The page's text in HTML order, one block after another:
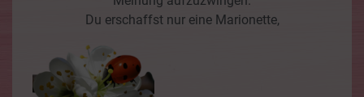
Du erschaffst nur eine Marionette,